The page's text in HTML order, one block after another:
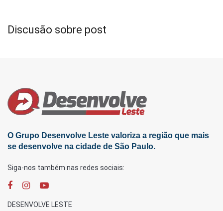
Discusão sobre post
O Grupo Desenvolve Leste valoriza a região que mais
se desenvolve na cidade de São Paulo.
Siga-nos também nas redes sociais:
DESENVOLVE LESTE